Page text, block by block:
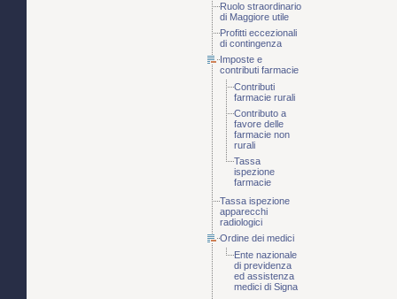
Ruolo straordinario
di Maggiore utile
Profitti eccezionali
di contingenza
Imposte e
contributi farmacie
Contributi
farmacie rurali
Contributo a
favore delle
farmacie non
rurali
Tassa
ispezione
farmacie
Tassa ispezione
apparecchi
radiologici
Ordine dei medici
Ente nazionale
di previdenza
ed assistenza
medici di Signa